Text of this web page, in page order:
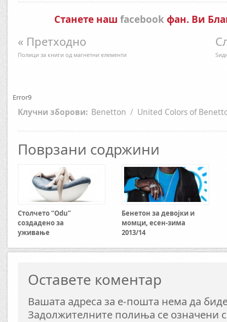
Станете наш facebookфан. Ви
« Претходно
Полици за книги од магнетни елементи
Error9
Клучни зборови: Benetton / United Colors of
Поврзани содржини
Столчето “Odu”
создадено за
уживање
Бенетон за девојки и
момци, есен-зима
2013/14
Оставете коментар
Вашата адреса за е-пошта нема да
Задолжителните полиња се означени